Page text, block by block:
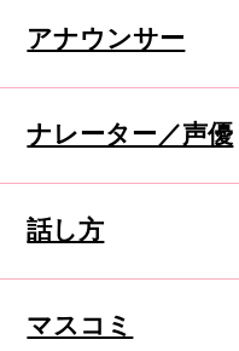
アナウンサー
ナレーター／声優
話し方
マスコミ